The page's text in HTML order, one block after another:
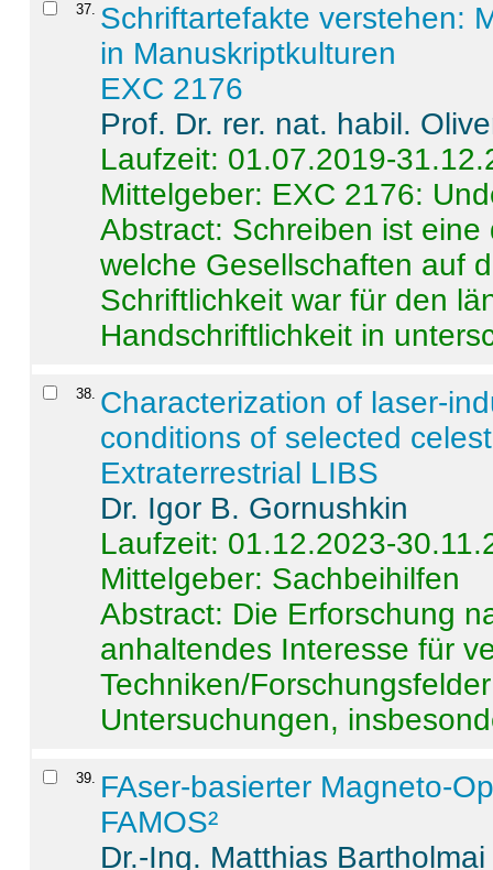
37. Schriftartefakte verstehen:
in Manuskriptkulturen
EXC 2176
Prof. Dr. rer. nat. habil.
Laufzeit: 01.07.2019-
Mittelgeber: EXC 2176:
Abstract: Schreiben ist
welche Gesellschaften auf
Schriftlichkeit war für den
Handschriftlichkeit in
38. Characterization of laser-
conditions of selected
Extraterrestrial LIBS
Dr. Igor B. Gornushkin
Laufzeit: 01.12.2023-
Mittelgeber: Sachbeihilfen
Abstract: Die Erforschung
anhaltendes Interesse für
Techniken/
Untersuchungen,
39. FAser-basierter Magneto-
FAMOS²
Dr.-Ing. Matthias Bartholmai